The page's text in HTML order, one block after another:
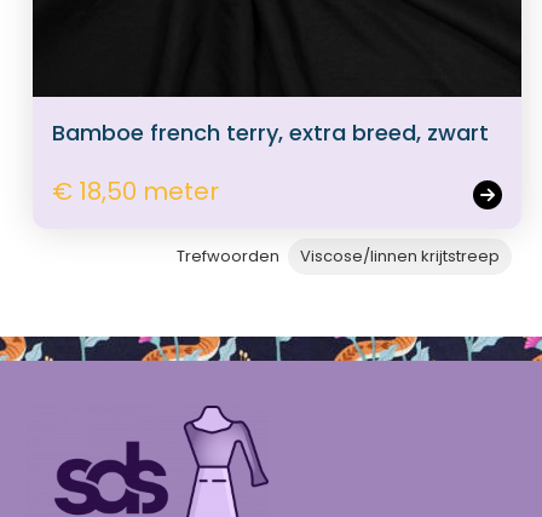
Bamboe french terry, extra breed, zwart
€ 18,50 meter
Trefwoorden Viscose/linnen krijtstreep